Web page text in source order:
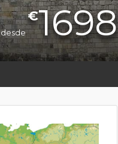
desde
€1698